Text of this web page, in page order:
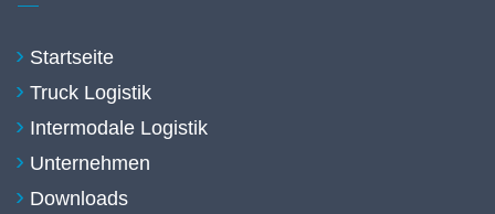
Startseite
Truck Logistik
Intermodale Logistik
Unternehmen
Downloads